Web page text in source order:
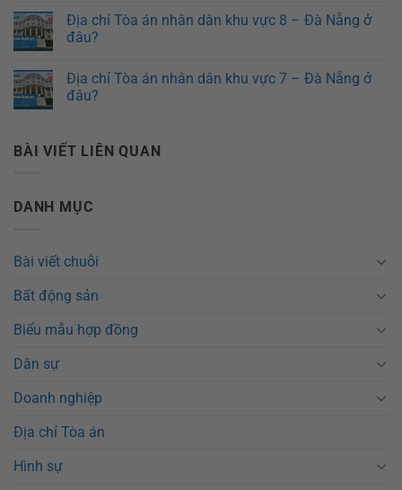
Địa chỉ Tòa án nhân dân khu vực 8 – Đà Nẵng ở
đâu?
Địa chỉ Tòa án nhân dân khu vực 7 – Đà Nẵng ở
đâu?
BÀI VIẾT LIÊN QUAN
DANH MỤC
Bài viết chuỗi
Bất động sản
Biểu mẫu hợp đồng
Dân sự
Doanh nghiệp
Địa chỉ Tòa án
Hình sự